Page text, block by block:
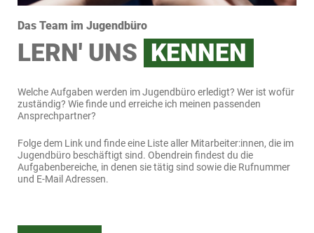
Das Team im Jugendbüro
LERN' UNS KENNEN
Welche Aufgaben werden im Jugendbüro erledigt? Wer ist wofür
zuständig? Wie finde und erreiche ich meinen passenden
Ansprechpartner?
Folge dem Link und finde eine Liste aller Mitarbeiter:innen, die im
Jugendbüro beschäftigt sind. Obendrein findest du die
Aufgabenbereiche, in denen sie tätig sind sowie die Rufnummer
und E-Mail Adressen.